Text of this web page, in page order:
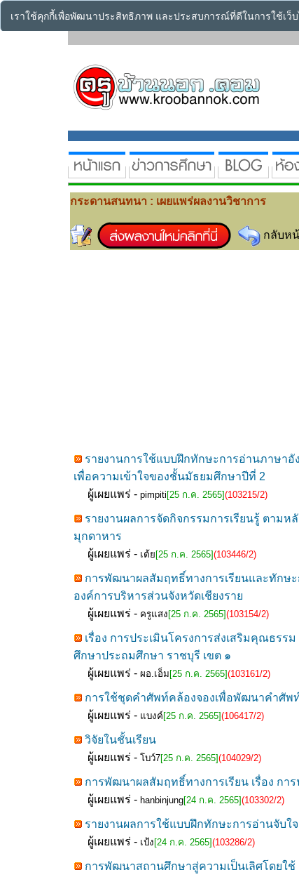
เราใช้คุกกี้เพื่อพัฒนาประสิทธิภาพ และประสบการณ์ที่ดีในการใช้เ
กระดานสนทนา : เผยแพร่ผลงานวิชาการ
กลับห
รายงานการใช้แบบฝึกทักษะการอ่านภาษา
เพื่อความเข้าใจของชั้นมัธยมศึกษาปีที่ 2
ผู้เผยแพร่ - pimpiti [25 ก.ค. 2565](103215/2)
รายงานผลการจัดกิจกรรมการเรียนรู้ ตามห
มุกดาหาร
ผู้เผยแพร่ - เต้ย [25 ก.ค. 2565](103446/2)
การพัฒนาผลสัมฤทธิ์ทางการเรียนและทักษะ
องค์การบริหารส่วนจังหวัดเชียงราย
ผู้เผยแพร่ - ครูแสง [25 ก.ค. 2565](103154/2)
เรื่อง การประเมินโครงการส่งเสริมคุณธร
ศึกษาประถมศึกษา ราชบุรี เขต ๑
ผู้เผยแพร่ - ผอ.เอ็ม [25 ก.ค. 2565](103161/2)
การใช้ชุดคำศัพท์คล้องจองเพื่อพัฒนาคำศั
ผู้เผยแพร่ - แบงค์ [25 ก.ค. 2565](106417/2)
วิจัยในชั้นเรียน
ผู้เผยแพร่ - โบว์7[25 ก.ค. 2565](104029/2)
การพัฒนาผลสัมฤทธิ์ทางการเรียน เรื่อง ก
ผู้เผยแพร่ - hanbinjung[24 ก.ค. 2565](103302/2)
รายงานผลการใช้แบบฝึกทักษะการอ่านจับ
ผู้เผยแพร่ - เป้ง [24 ก.ค. 2565](103286/2)
การพัฒนาสถานศึกษาสู่ความเป็นเลิศโดยใช้